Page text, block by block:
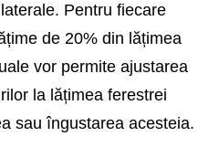
Pentru fiecare
de 20% din lățimea
vor permite ajustarea
la lățimea ferestrei
sau îngustarea acesteia.